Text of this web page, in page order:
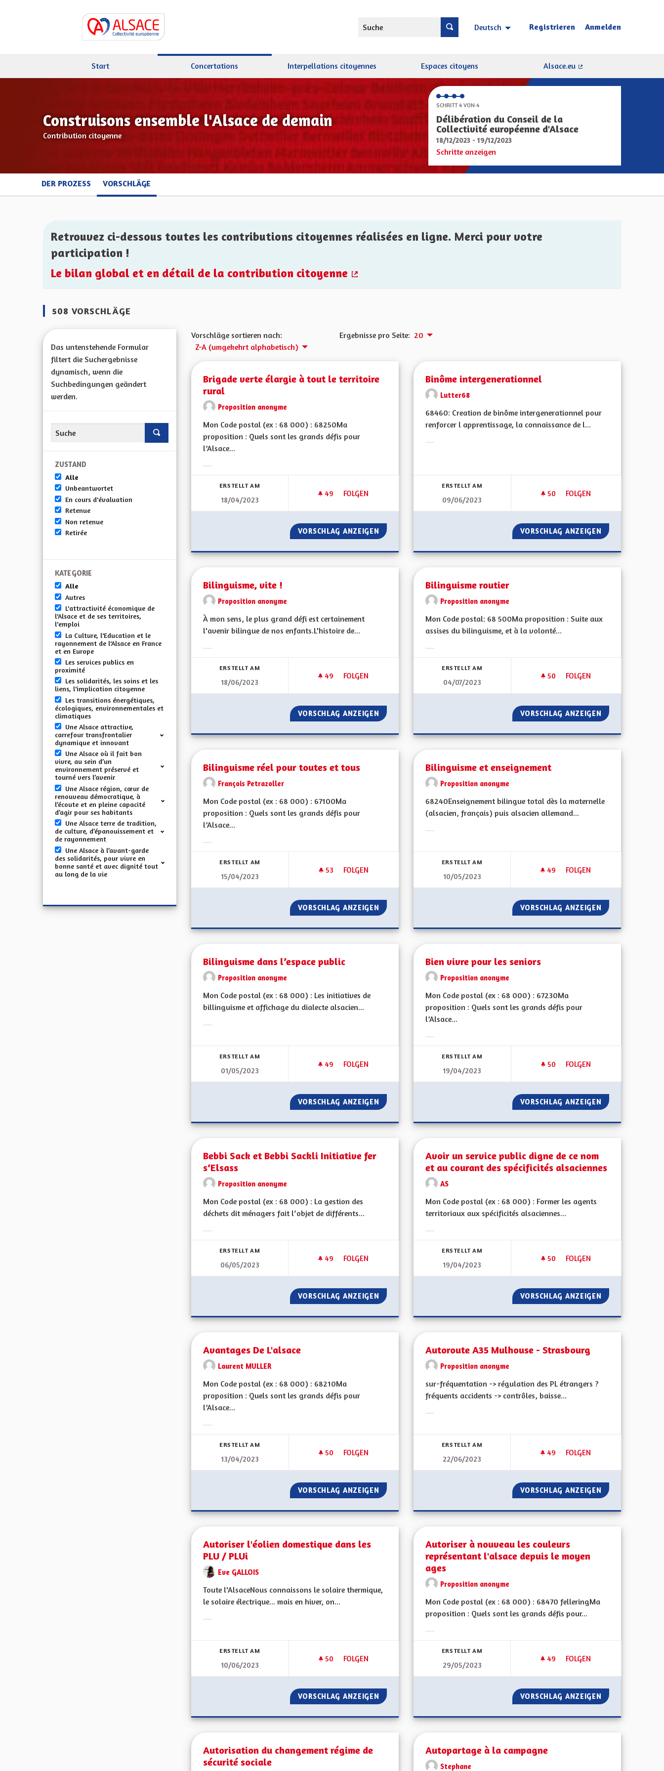
Suche Deutsch Choisir la langue Sprache wählen
Registrieren Anmelden
Start Concertations Interpellations citoyennes Espaces citoyens
Alsace.eu
Construisons ensemble l'Alsace de demain
Contribution citoyenne
SCHRITT 4 VON 4
Délibération du Conseil de la
Collectivité européenne d'Alsace
18/12/2023 - 19/12/2023
Schritte anzeigen
DER PROZESS VORSCHLÄGE
Retrouvez ci-dessous toutes les contributions citoyennes réalisées en ligne. Merci pour votre
participation !
Le bilan global et en détail de la contribution citoyenne
508 VORSCHLÄGE
Das untenstehende Formular
filtert die Suchergebnisse
dynamisch, wenn die
Suchbedingungen geändert
werden.
ZUSTAND
Alle
Unbeantwortet
En cours d'évaluation
Retenue
Non retenue
Retirée
KATEGORIE
Alle
Autres
L'attractivité économique de
l'Alsace et de ses territoires,
l'emploi
La Culture, l'Education et le
rayonnement de l'Alsace en France
et en Europe
Les services publics en
proximité
Les solidarités, les soins et les
liens, l'implication citoyenne
Les transitions énergétiques,
écologiques, environnementales et
climatiques
Une Alsace attractive,
carrefour transfrontalier
dynamique et innovant
Une Alsace où il fait bon
vivre, au sein d’un
environnement préservé et
tourné vers l’avenir
Une Alsace région, cœur de
renouveau démocratique, à
l’écoute et en pleine capacité
d’agir pour ses habitants
Une Alsace terre de tradition,
de culture, d’épanouissement et
de rayonnement
Une Alsace à l’avant-garde
des solidarités, pour vivre en
bonne santé et avec dignité tout
au long de la vie
Vorschläge sortieren nach:
Z-A (umgekehrt alphabetisch)
Ergebnisse pro Seite: 20
Brigade verte élargie à tout le territoire
rural
Proposition anonyme
Mon Code postal (ex : 68 000) : 68250Ma
proposition : Quels sont les grands défis pour
l’Alsace...
ERSTELLT AM
18/04/2023
49 49 FOLLOWER
FOLGEN
BRIGADE VERTE ÉLARGIE À TOUT LE TERRITOIRE RURAL
VORSCHLAG ANZEIGEN BRIGADE VERTE ÉLARGIE À TOUT LE TERRITOIRE RURAL
Binôme intergenerationnel
Lutter68
68460: Creation de binôme intergenerationnel pour
renforcer l apprentissage, la connaissance de l...
ERSTELLT AM
09/06/2023
50 50 FOLLOWER
FOLGEN
BINÔME
VORSCHLAG ANZEIGEN BINÔME
Bilinguisme, vite !
Proposition anonyme
À mon sens, le plus grand défi est certainement
l'avenir bilingue de nos enfants.L'histoire de...
ERSTELLT AM
18/06/2023
49 49 FOLLOWER
FOLGEN
BILINGUISME, VITE !
VORSCHLAG ANZEIGEN BILINGUISME, VITE !
Bilinguisme routier
Proposition anonyme
Mon Code postal: 68 500Ma proposition : Suite aux
assises du bilinguisme, et à la volonté...
ERSTELLT AM
04/07/2023
50 50 FOLLOWER
FOLGEN
BILINGUISME ROUTIER
VORSCHLAG ANZEIGEN BILINGUISME
Bilinguisme réel pour toutes et tous
François Petrazoller
Mon Code postal (ex : 68 000) : 67100Ma
proposition : Quels sont les grands défis pour
l’Alsace...
ERSTELLT AM
15/04/2023
53 53 FOLLOWER
FOLGEN
BILINGUISME RÉEL POUR TOUTES ET TOUS
VORSCHLAG ANZEIGEN BILINGUISME RÉEL POUR TOUTES ET TOUS
Bilinguisme et enseignement
Proposition anonyme
68240Enseignement bilingue total dès la maternelle
(alsacien, français) puis alsacien allemand...
ERSTELLT AM
10/05/2023
49 49 FOLLOWER
FOLGEN
BILINGUISME ET
VORSCHLAG ANZEIGEN BILINGUISME ET
Bilinguisme dans l’espace public
Proposition anonyme
Mon Code postal (ex : 68 000) : Les initiatives de
billinguisme et affichage du dialecte alsacien...
ERSTELLT AM
01/05/2023
49 49 FOLLOWER
FOLGEN
BILINGUISME DANS L’ESPACE PUBLIC
VORSCHLAG ANZEIGEN BILINGUISME DANS L’ESPACE PUBLIC
Bien vivre pour les seniors
Proposition anonyme
Mon Code postal (ex : 68 000) : 67230Ma
proposition : Quels sont les grands défis pour
l’Alsace...
ERSTELLT AM
19/04/2023
50 50 FOLLOWER
FOLGEN
BIEN VIVRE POUR LES
VORSCHLAG ANZEIGEN BIEN VIVRE
Bebbi Sack et Bebbi Sackli Initiative fer
s‘Elsass
Proposition anonyme
Mon Code postal (ex : 68 000) : La gestion des
déchets dit ménagers fait l‘objet de différents...
ERSTELLT AM
06/05/2023
49 49 FOLLOWER
FOLGEN
BEBBI SACK ET BEBBI SACKLI INITIATIVE FER S‘ELSASS
VORSCHLAG ANZEIGEN BEBBI SACK ET BEBBI SACKLI INITIATIVE FER S‘ELSASS
Avoir un service public digne de ce nom
et au courant des spécificités alsaciennes
AS
Mon Code postal (ex : 68 000) : Former les agents
territoriaux aux spécificités alsaciennes...
ERSTELLT AM
19/04/2023
50 50 FOLLOWER
FOLGEN
AVOIR UN SERVICE PUBLIC
VORSCHLAG ANZEIGEN AVOIR UN
Avantages De L'alsace
Laurent MULLER
Mon Code postal (ex : 68 000) : 68210Ma
proposition : Quels sont les grands défis pour
l’Alsace...
ERSTELLT AM
13/04/2023
50 50 FOLLOWER
FOLGEN
AVANTAGES DE L'ALSACE
VORSCHLAG ANZEIGEN AVANTAGES DE L'ALSACE
Autoroute A35 Mulhouse - Strasbourg
Proposition anonyme
sur-fréquentation -> régulation des PL étrangers ?
fréquents accidents -> contrôles, baisse...
ERSTELLT AM
22/06/2023
49 49 FOLLOWER
FOLGEN
AUTOROUTE A35
VORSCHLAG ANZEIGEN AUTOROUTE
Autoriser l'éolien domestique dans les
PLU / PLUi
Eve GALLOIS
Toute l'AlsaceNous connaissons le solaire thermique,
le solaire électrique... mais en hiver, on...
ERSTELLT AM
10/06/2023
50 50 FOLLOWER
FOLGEN
AUTORISER L'ÉOLIEN DOMESTIQUE DANS LES PLU / PLUI
VORSCHLAG ANZEIGEN AUTORISER L'ÉOLIEN DOMESTIQUE DANS LES PLU / PLUI
Autoriser à nouveau les couleurs
représentant l'alsace depuis le moyen
ages
Proposition anonyme
Mon Code postal (ex : 68 000) : 68470 felleringMa
proposition : Quels sont les grands défis pour...
ERSTELLT AM
29/05/2023
49 49 FOLLOWER
FOLGEN
AUTORISER À NOUVEAU LES
VORSCHLAG ANZEIGEN AUTORISER À
Autorisation du changement régime de
sécurité sociale
Autopartage à la campagne
Stephane